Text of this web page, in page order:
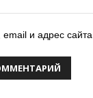
и адрес